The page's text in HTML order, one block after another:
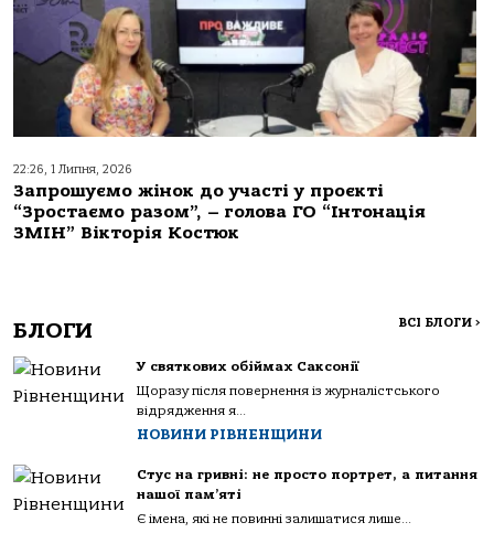
22:26, 1 Липня, 2026
Запрошуємо жінок до участі у проєкті
“Зростаємо разом”, – голова ГО “Інтонація
ЗМІН” Вікторія Костюк
БЛОГИ ВСІ БЛОГИ >
У святкових обіймах Саксонії
Щоразу після повернення із журналістського
відрядження я...
НОВИНИ РІВНЕНЩИНИ
Стус на гривні: не просто портрет, а питання
нашої пам’яті
Є імена, які не повинні залишатися лише...